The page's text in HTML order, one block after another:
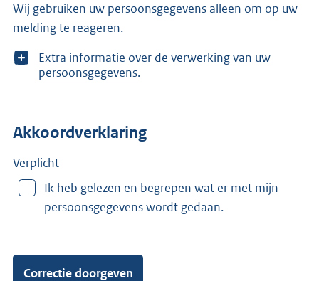
Wij gebruiken uw persoonsgegevens alleen om op uw
melding te reageren.
T
o
e
r
n
Extra informatie over de verwerking van uw
persoonsgegevens.
Akkoordverklaring
Verplicht
Ik heb gelezen en begrepen wat er met mijn
persoonsgegevens wordt gedaan.